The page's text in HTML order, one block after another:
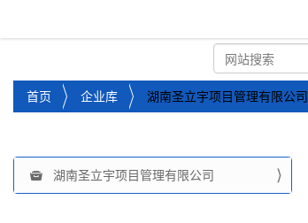
您
位
首页 企业库 湖南圣立宇项目管理有限公司
导
航
湖南圣立宇项目管理有限公司